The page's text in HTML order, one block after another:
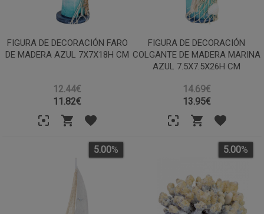
FIGURA DE DECORACIÓN FARO
DE MADERA AZUL 7X7X18H CM
12.44€
11.82€
FIGURA DE DECORACIÓN
COLGANTE DE MADERA MARINA
AZUL 7.5X7.5X26H CM
14.69€
13.95€
5.00% 5.00%